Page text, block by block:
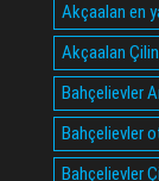
Akçaalan en
Akçaalan
Bahçelievler
Bahçelievler
Bahçelievler